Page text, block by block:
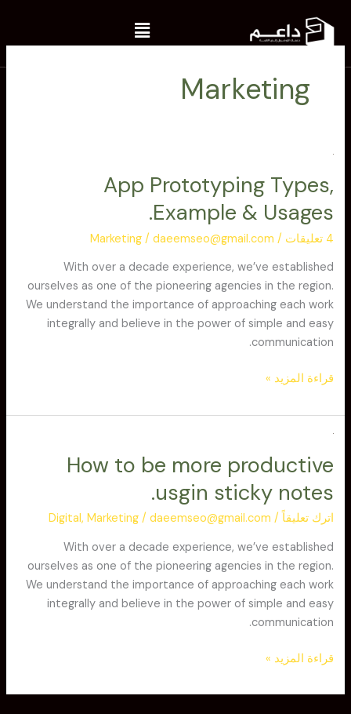
المحتوى
Menu
Marketing
App Prototyping Types,
Example & Usages.
4 تعليقات /
Marketing/ daeemseo@gmail.com
With over a decade experience, we’ve established
ourselves as one of the pioneering agencies in the region.
We understand the importance of approaching each work
integrally and believe in the power of simple and easy
communication.
Prototyping
Types,
Example
&
قراءة المزيد »
How to be more productive
usgin sticky notes.
اترك تعليقاً /
Digital, Marketing/ daeemseo@gmail.com
With over a decade experience, we’ve established
ourselves as one of the pioneering agencies in the region.
We understand the importance of approaching each work
integrally and believe in the power of simple and easy
communication.
to
more
productive
sticky
notes.
قراءة المزيد »